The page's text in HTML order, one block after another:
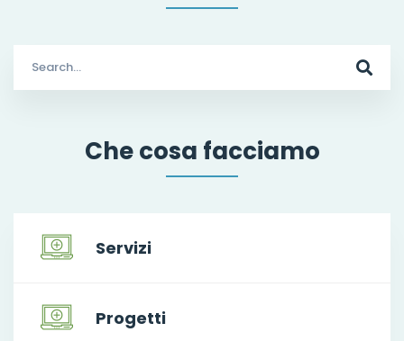
for:
Che cosa facciamo
Servizi
Progetti